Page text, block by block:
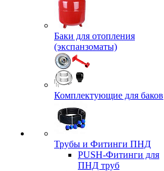
Баки для отопления
(экспанзоматы)
Комплектующие для баков
Трубы и Фитинги ПНД
PUSH-Фитинги для
ПНД труб